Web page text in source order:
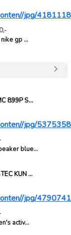
gp ...
899P S...
blue...
KUN ...
activ...